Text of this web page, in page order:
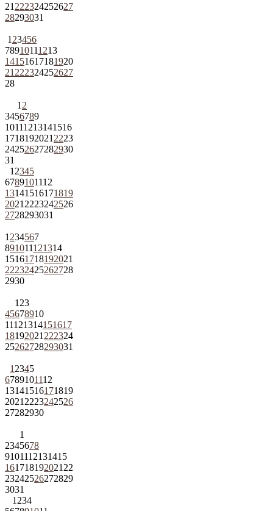
21 222324252627
28293031
1 23456
78910111213
14151617181920
21 222324252627
28
1 2
3456789
10111213141516
1718192021 2223
24252627282930
31
1 2345
6789101112
13141516171819
2021 2223242526
2728293031
1 234567
891011121314
15161718192021
22232425262728
2930
1 23
45678910
11121314151617
18192021 222324
25262728293031
1 2345
6789101112
13141516171819
2021 2223242526
27282930
1
2345678
9101112131415
161718192021 22
23242526272829
3031
1 234